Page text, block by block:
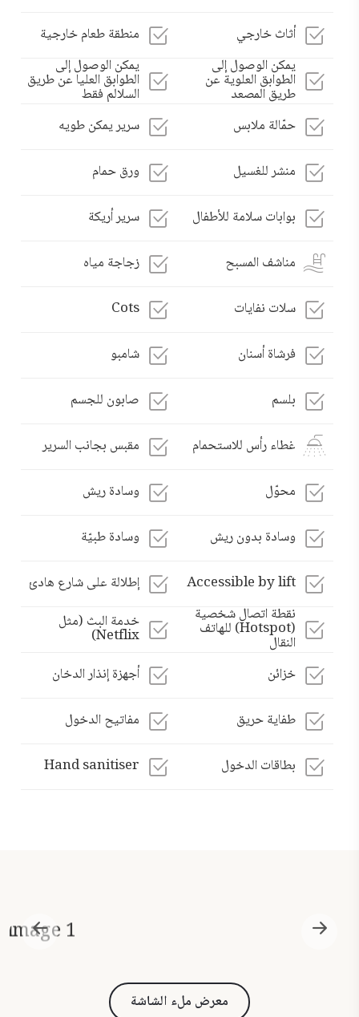
أثاث خارجي
منطقة طعام خارجية
يمكن الوصول إلى
الطوابق العلوية عن
طريق المصعد
يمكن الوصول إلى
الطوابق العليا عن طريق
السلالم فقط
حمّالة ملابس
سرير يمكن طويه
منشر للغسيل
ورق حمام
بوابات سلامة للأطفال
سرير أريكة
مناشف المسبح
زجاجة مياه
سلات نفايات
Cots
فرشاة أسنان
شامبو
بلسم
صابون للجسم
غطاء رأس للاستحمام
مقبس بجانب السرير
محوّل
وسادة ريش
وسادة بدون ريش
وسادة طبيّة
Accessible by lift
إطلالة على شارع هادئ
نقطة اتصال شخصية
(Hotspot) للهاتف
النقال
خدمة البث (مثل
Netflix)
خزائن
أجهزة إنذار الدخان
طفاية حريق
مفاتيح الدخول
بطاقات الدخول
Hand sanitiser
معرض ملء الشاشة